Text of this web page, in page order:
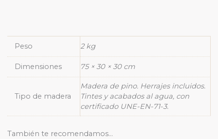
Peso 2 kg
Dimensiones 75 × 30 × 30 cm
Tipo de madera
Madera de pino. Herrajes incluidos.
Tintes y acabados al agua, con
certificado UNE-EN-71-3.
También te recomendamos…